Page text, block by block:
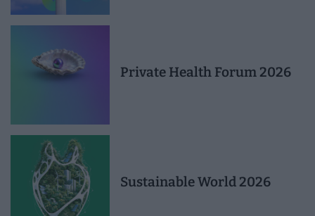
Private Health Forum 2026
Sustainable World 2026